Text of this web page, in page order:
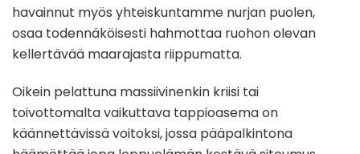
havainnut myös yhteiskuntamme nurjan puolen,
osaa todennäköisesti hahmottaa ruohon olevan
kellertävää maarajasta riippumatta.
Oikein pelattuna massiivinenkin kriisi tai
toivottomalta vaikuttava tappioasema on
käännettävissä voitoksi, jossa pääpalkintona